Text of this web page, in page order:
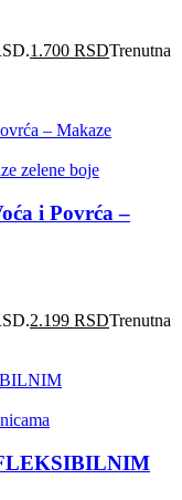
1.700 RSDTrenutna
i Povrća –
2.199 RSDTrenutna